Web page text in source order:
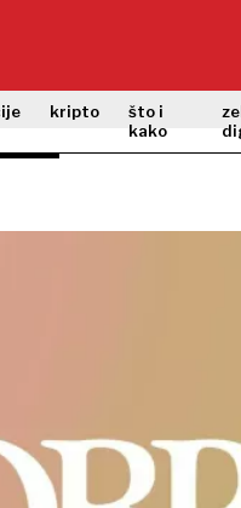
kripto
što i
kako